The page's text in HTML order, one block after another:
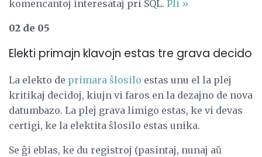
komencantoj interesataj pri SQL. Pli »
02 de 05
Elekti primajn klavojn estas tre grava decido
La elekto de primara ŝlosilo estas unu el la plej
kritikaj decidoj, kiujn vi faros en la dezajno de nova
datumbazo. La plej grava limigo estas, ke vi devas
certigi, ke la elektita ŝlosilo estas unika.
Se ĝi eblas, ke du registroj (pasintaj, nunaj aŭ